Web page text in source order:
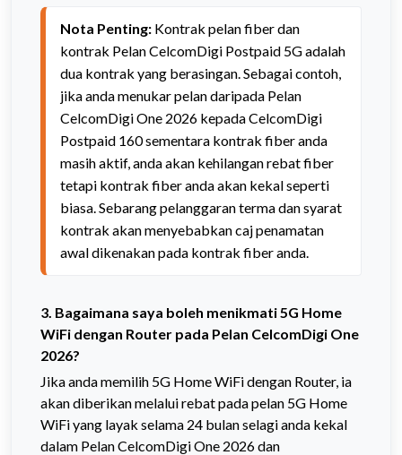
Nota Penting: Kontrak pelan fiber dan
kontrak Pelan CelcomDigi Postpaid 5G adalah
dua kontrak yang berasingan. Sebagai contoh,
jika anda menukar pelan daripada Pelan
CelcomDigi One 2026 kepada CelcomDigi
Postpaid 160 sementara kontrak fiber anda
masih aktif, anda akan kehilangan rebat fiber
tetapi kontrak fiber anda akan kekal seperti
biasa. Sebarang pelanggaran terma dan syarat
kontrak akan menyebabkan caj penamatan
awal dikenakan pada kontrak fiber anda.
3. Bagaimana saya boleh menikmati 5G Home
WiFi dengan Router pada Pelan CelcomDigi One
2026?
Jika anda memilih 5G Home WiFi dengan Router, ia
akan diberikan melalui rebat pada pelan 5G Home
WiFi yang layak selama 24 bulan selagi anda kekal
dalam Pelan CelcomDigi One 2026 dan